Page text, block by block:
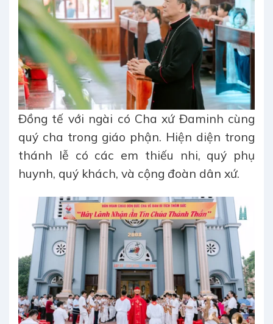
Đồng tế với ngài có Cha xứ Đaminh cùng
quý cha trong giáo phận. Hiện diện trong
thánh lễ có các em thiếu nhi, quý phụ
huynh, quý khách, và cộng đoàn dân xứ.